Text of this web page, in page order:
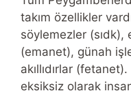
takım özellikler
söylemezler (sıdk),
(emanet), günah
akıllıdırlar
eksiksiz olarak